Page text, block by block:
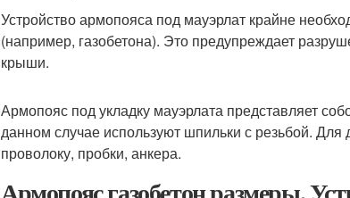
Устройство армопояса под мауэрлат крайне
(например, газобетона). Это предупреждает
крыши.
Армопояс под укладку мауэрлата представляет
данном случае используют шпильки с резьбой.
проволоку, пробки, анкера.